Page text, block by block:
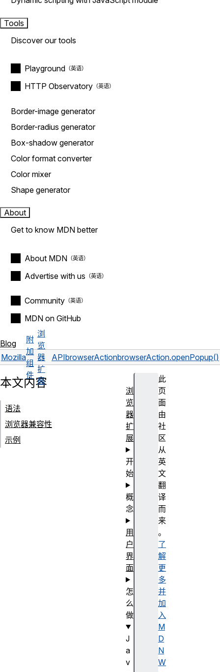
Tools
Discover our tools
Playground
HTTP Observatory
Border-image generator
Border-radius generator
Box-shadow generator
Color format converter
Color mixer
Shape generator
About
Get to know MDN better
About MDN
Advertise with us
Community
MDN on GitHub
Blog
Mozilla
附
加
组
件
浏
览
器
扩
展
APIbrowserActionbrowserAction.openPopup()
此
页
面
由
社
区
从
英
文
翻
译
而
来
。
了
解
更
多
并
加
入
M
D
N
W
本文内容
语法
浏览器兼容性
示例
浏
览
器
扩
展
开
始
概
念
用
户
界
面
怎
么
做
J
a
v